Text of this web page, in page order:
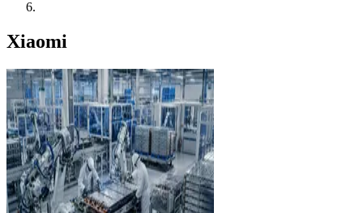
Xiaomi